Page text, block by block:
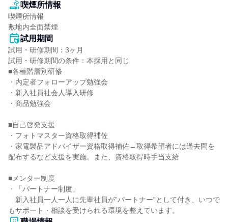
喫煙所情報
喫煙所情報
敷地内全面禁煙
試用期間
試用・研修期間：3ヶ月
試用・研修期間の条件：本採用と同じ
■各種階層別研修
・内定者フォローアップ勉強会
・新入社員社会人導入研修
・商品勉強会
■自己啓発支援
・フォトマスター資格取得補佐
・家電製品アドバイザー資格取得補佐→取得希望者には過去問を
配布するなど支援を実施。また、資格取得時手当支給
■メンター制度
・「パートナー制度」
新入社員一人一人に先輩社員が”パートナー”として付き、いつで